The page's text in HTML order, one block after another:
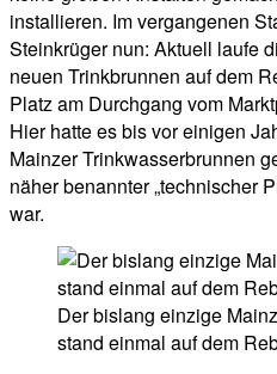
installieren. Im vergangenen
Steinkrüger nun: Aktuell laufe
neuen Trinkbrunnen auf dem
Platz am Durchgang vom
Hier hatte es bis vor einigen
Mainzer Trinkwasserbrunnen
näher benannter „technischer
war.
Der bislang einzige
stand einmal auf dem